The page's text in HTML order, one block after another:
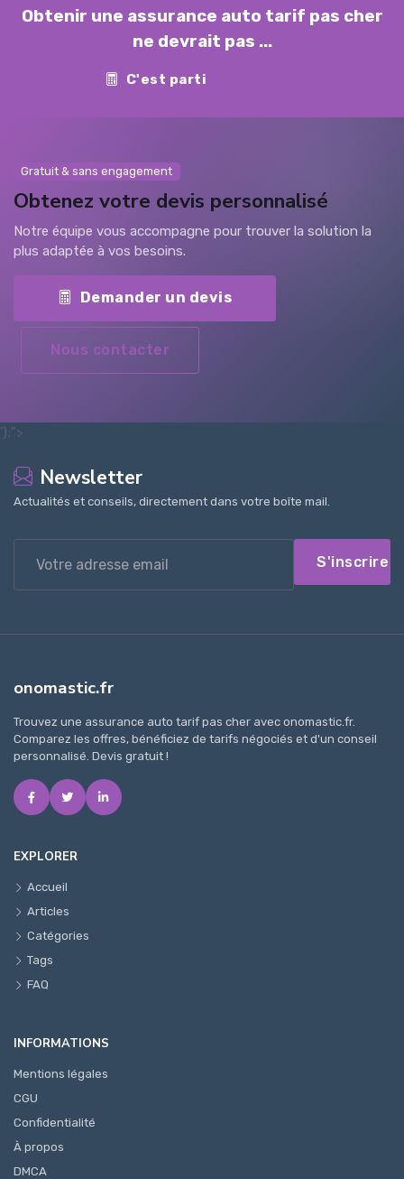
Obtenir une assurance auto tarif pas cher
ne devrait pas ...
C'est parti
Gratuit & sans engagement
Obtenez votre devis personnalisé
Notre équipe vous accompagne pour trouver la solution la
plus adaptée à vos besoins.
Demander un devis
Nous contacter
');">
Newsletter
Actualités et conseils, directement dans votre boîte mail.
S'inscrire
onomastic.fr
Trouvez une assurance auto tarif pas cher avec onomastic.fr.
Comparez les offres, bénéficiez de tarifs négociés et d'un conseil
personnalisé. Devis gratuit !
EXPLORER
Accueil
Articles
Catégories
Tags
FAQ
INFORMATIONS
Mentions légales
CGU
Confidentialité
À propos
DMCA